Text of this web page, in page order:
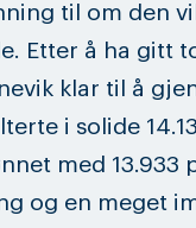
til om den
Etter å ha gitt
klar til å
i solide
med 13.933
og en meget